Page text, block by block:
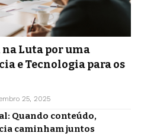
Luta por uma
e Tecnologia para os
25, 2025
Quando conteúdo,
caminham juntos